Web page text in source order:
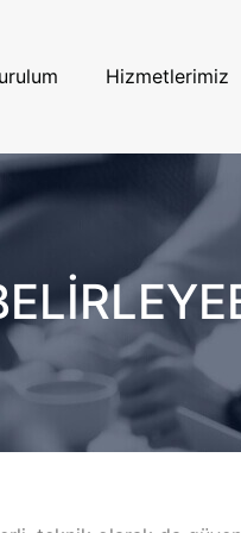
Hizmetlerimiz